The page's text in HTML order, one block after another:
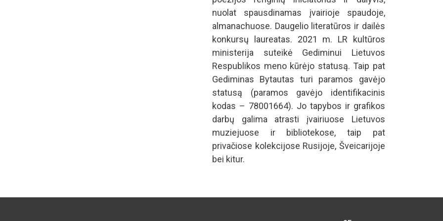
nuolat spausdinamas įvairioje spaudoje,
almanachuose. Daugelio literatūros ir dailės
konkursų laureatas. 2021 m. LR kultūros
ministerija suteikė Gediminui Lietuvos
Respublikos meno kūrėjo statusą. Taip pat
Gediminas Bytautas turi paramos gavėjo
statusą (paramos gavėjo identifikacinis
kodas – 78001664). Jo tapybos ir grafikos
darbų galima atrasti įvairiuose Lietuvos
muziejuose ir bibliotekose, taip pat
privačiose kolekcijose Rusijoje, Šveicarijoje
bei kitur.